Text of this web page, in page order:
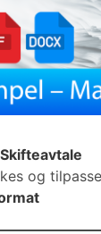
Skifteavtale
og